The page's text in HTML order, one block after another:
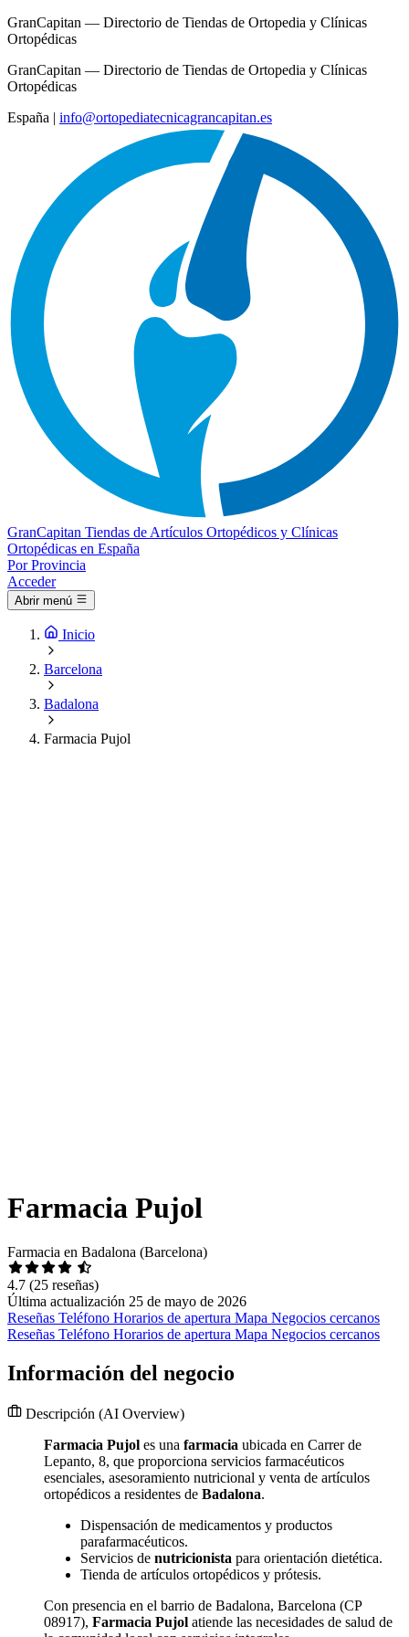
GranCapitan — Directorio de Tiendas de Ortopedia y Clínicas
Ortopédicas
GranCapitan — Directorio de Tiendas de Ortopedia y Clínicas
Ortopédicas
España | info@ortopediatecnicagrancapitan.es
GranCapitan Tiendas de Artículos Ortopédicos y Clínicas
Ortopédicas en España
Por Provincia
Acceder
Abrir menú
Inicio
Barcelona
Badalona
Farmacia Pujol
Farmacia Pujol
Farmacia en Badalona (Barcelona)
4.7 (25 reseñas)
Última actualización 25 de mayo de 2026
Reseñas Teléfono Horarios de apertura Mapa Negocios cercanos
Reseñas Teléfono Horarios de apertura Mapa Negocios cercanos
Información del negocio
Descripción (AI Overview)
Farmacia Pujol es una farmacia ubicada en Carrer de
Lepanto, 8, que proporciona servicios farmacéuticos
esenciales, asesoramiento nutricional y venta de artículos
ortopédicos a residentes de Badalona.
Dispensación de medicamentos y productos
parafarmacéuticos.
Servicios de nutricionista para orientación dietética.
Tienda de artículos ortopédicos y prótesis.
Con presencia en el barrio de Badalona, Barcelona (CP
08917), Farmacia Pujol atiende las necesidades de salud de